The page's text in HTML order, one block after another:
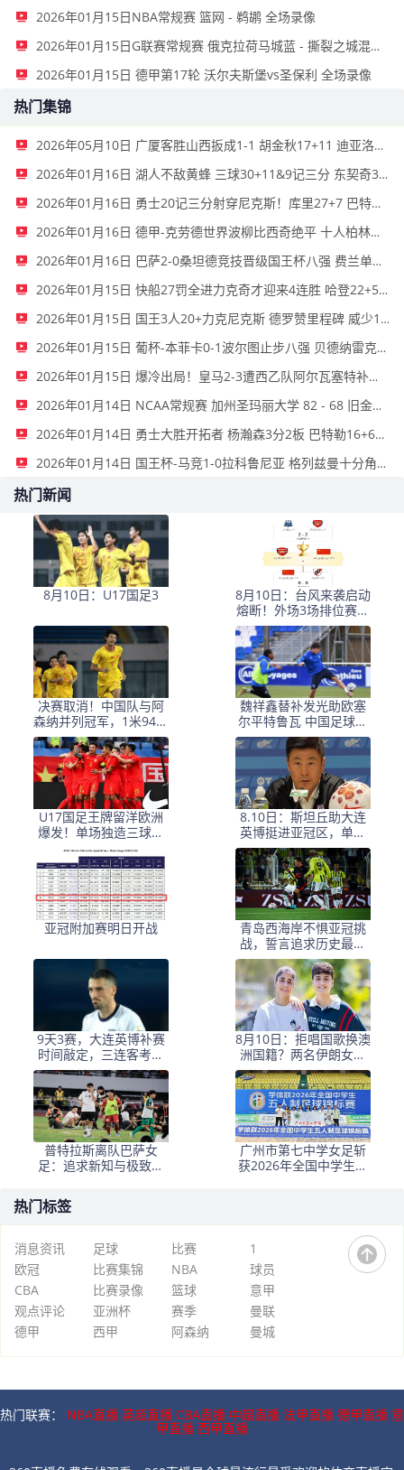
2026年01月15日NBA常规赛 篮网 - 鹈鹕 全场录像
2026年01月15日G联赛常规赛 俄克拉荷马城蓝 - 撕裂之城混音 全场录像
2026年01月15日 德甲第17轮 沃尔夫斯堡vs圣保利 全场录像
热门集锦
2026年05月10日 广厦客胜山西扳成1-1 胡金秋17+11 迪亚洛关键上篮不中
2026年01月16日 湖人不敌黄蜂 三球30+11&9记三分 东契奇39分 詹姆斯29+9+6
2026年01月16日 勇士20记三分射穿尼克斯！库里27+7 巴特勒32+8 穆迪三分9中7
2026年01月16日 德甲-克劳德世界波柳比西奇绝平 十人柏林联合1-1奥格斯堡
2026年01月16日 巴萨2-0桑坦德竞技晋级国王杯八强 费兰单刀球破门亚马尔建功
2026年01月15日 快船27罚全进力克奇才迎来4连胜 哈登22+5+8 伦纳德33分4断
2026年01月15日 国王3人20+力克尼克斯 德罗赞里程碑 威少11助 布伦森伤退
2026年01月15日 葡杯-本菲卡0-1波尔图止步八强 贝德纳雷克制胜帕夫利季斯失良机
2026年01月15日 爆冷出局！皇马2-3遭西乙队阿尔瓦塞特补时绝杀 无缘国王杯8强
2026年01月14日 NCAA常规赛 加州圣玛丽大学 82 - 68 旧金山大学 全场集锦
2026年01月14日 勇士大胜开拓者 杨瀚森3分2板 巴特勒16+6+5 库里9中2送11助
2026年01月14日 国王杯-马竞1-0拉科鲁尼亚 格列兹曼十分角任意球破门+远射中横梁
热门新闻
8月10日：U17国足3
8月10日：台风来袭启动
熔断！外场3场排位赛取
消，U17国足决赛安排
待定
决赛取消！中国队与阿
森纳并列冠军，1米94国
足新锋霸荣获MVP
魏祥鑫替补发光助欧塞
尔平特鲁瓦 中国足球前
景看好
U17国足王牌留洋欧洲
爆发！单场独造三球带
队9比0大胜，值得期待
8.10日：斯坦丘助大连
英博挺进亚冠区，单赛
季关键传球数前三，山
东泰山中场现重大短
板？
亚冠附加赛明日开战
青岛西海岸不惧亚冠挑
战，誓言追求历史最佳
战绩
9天3赛，大连英博补赛
时间敲定，三连客考验
李国旭，杯赛冲亚冠更
有希望
8月10日：拒唱国歌换澳
洲国籍？两名伊朗女足
球员遭弃用，这波操作
亏大了！
普特拉斯离队巴萨女
足：追求新知与极致的
广州市第七中学女足斩
获2026年全国中学生五
热门标签
消息资讯 足球 比赛
1
欧冠
比赛集锦 NBA
球员
CBA
比赛录像 篮球
意甲
观点评论
亚洲杯 赛季
曼联
德甲
西甲 阿森纳 曼城
热门联赛： NBA直播 英超直播 CBA直播 中超直播 法甲直播 德甲直播 意
甲直播 西甲直播